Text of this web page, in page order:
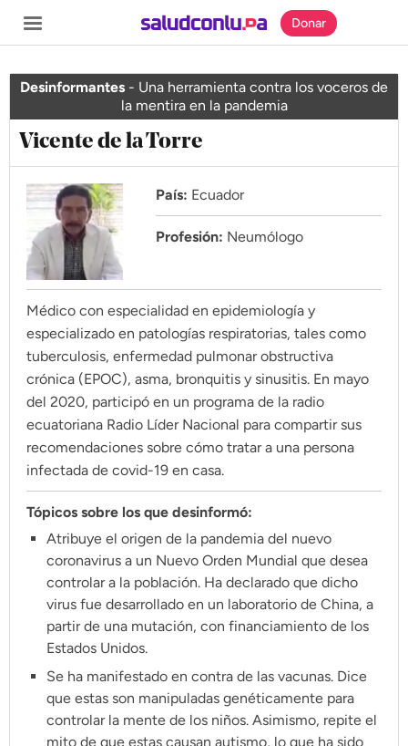
Inicio
Noticias
Especiales
Nosotros
COBERTURAS
Comprueba
Climatopedia
Medio ambiente
Salud mental
Género
Sobremesa
FORMATOS
Entrevistas
Opinión
Biblioterapia
Donar
Desinformantes - Una herramienta contra los voceros de
la mentira en la pandemia
Vicente de la Torre
País: Ecuador
Profesión: Neumólogo
Médico con especialidad en epidemiología y
especializado en patologías respiratorias, tales como
tuberculosis, enfermedad pulmonar obstructiva
crónica (EPOC), asma, bronquitis y sinusitis. En mayo
del 2020, participó en un programa de la radio
ecuatoriana Radio Líder Nacional para compartir sus
recomendaciones sobre cómo tratar a una persona
infectada de covid-19 en casa.
Tópicos sobre los que desinformó:
Atribuye el origen de la pandemia del nuevo
coronavirus a un Nuevo Orden Mundial que desea
controlar a la población. Ha declarado que dicho
virus fue desarrollado en un laboratorio de China, a
partir de una mutación, con financiamiento de los
Estados Unidos.
Se ha manifestado en contra de las vacunas. Dice
que estas son manipuladas genéticamente para
controlar la mente de los niños. Asimismo, repite el
mito de que estas causan autismo, lo que ha sido